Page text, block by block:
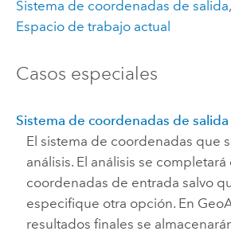
Sistema de coordenadas de salida,
Espacio de trabajo actual
Casos especiales
Sistema de coordenadas de salida
El sistema de coordenadas que
análisis. El análisis se
coordenadas de entrada salvo
especifique otra opción. En
resultados finales se